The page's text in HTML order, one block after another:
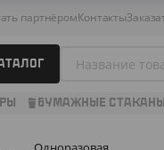
партнёромКонтакты
БУМАЖНЫЕ СТАКАНЫ